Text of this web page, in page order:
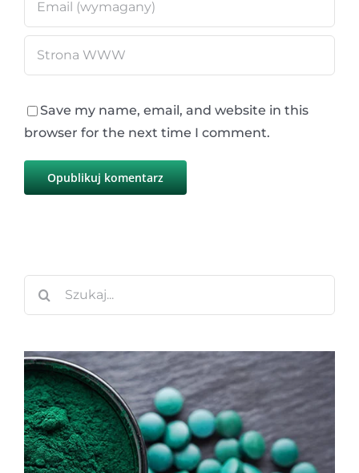
Save my name, email, and website in this
browser for the next time I comment.